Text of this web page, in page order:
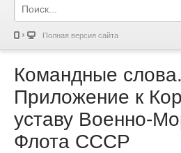
Полная версия сайта
Командные слова.
Приложение к
уставу Военно-
Флота СССР